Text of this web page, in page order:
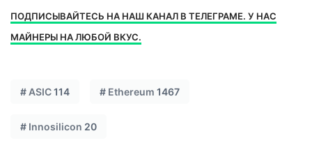
ПОДПИСЫВАЙТЕСЬ НА НАШ КАНАЛ В ТЕЛЕГРАМЕ. У НАС
МАЙНЕРЫ НА ЛЮБОЙ ВКУС.
# ASIC114 # Ethereum 1467
# Innosilicon 20